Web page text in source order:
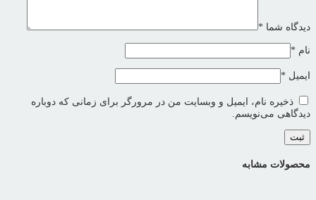
دیدگاه شما *
نام *
ایمیل *
ذخیره نام، ایمیل و وبسایت من در مرورگر برای زمانی که دوباره
دیدگاهی می‌نویسم.
محصولات مشابه